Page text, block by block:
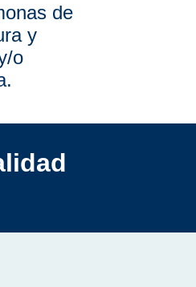
de
y
o